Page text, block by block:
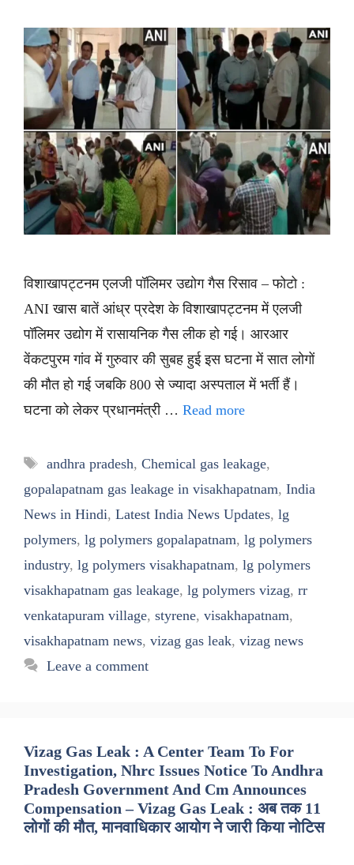
विशाखापट्टनम एलजी पॉलिमर उद्योग गैस रिसाव – फोटो :
ANI खास बातें आंध्र प्रदेश के विशाखापट्टनम में एलजी
पॉलिमर उद्योग में रासायनिक गैस लीक हो गई। आरआर
वेंकटपुरम गांव में गुरुवार की सुबह हुई इस घटना में सात लोगों
की मौत हो गई जबकि 800 से ज्यादा अस्पताल में भर्ती हैं।
घटना को लेकर प्रधानमंत्री … Read more
Tags
andhra pradesh, Chemical gas leakage,
gopalapatnam gas leakage in visakhapatnam, India
News in Hindi, Latest India News Updates, lg
polymers, lg polymers gopalapatnam, lg polymers
industry, lg polymers visakhapatnam, lg polymers
visakhapatnam gas leakage, lg polymers vizag, rr
venkatapuram village, styrene, visakhapatnam,
visakhapatnam news, vizag gas leak, vizag news
Leave a comment
Vizag Gas Leak : A Center Team To For
Investigation, Nhrc Issues Notice To Andhra
Pradesh Government And Cm Announces
Compensation – Vizag Gas Leak : अब तक 11
लोगों की मौत, मानवाधिकार आयोग ने जारी किया नोटिस